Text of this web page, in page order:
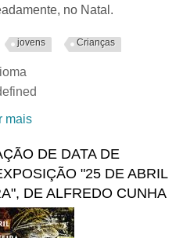
no Natal.
jovens Crianças
mais
DE DATA DE
"25 DE ABRIL
DE ALFREDO CUNHA